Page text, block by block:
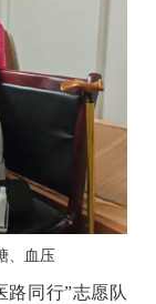
、血压
路同行”志愿队